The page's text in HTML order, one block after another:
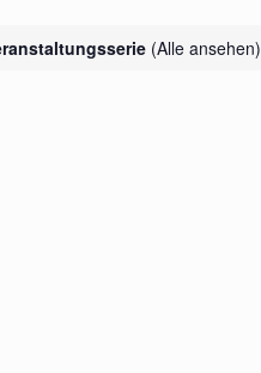
(Alle ansehen)